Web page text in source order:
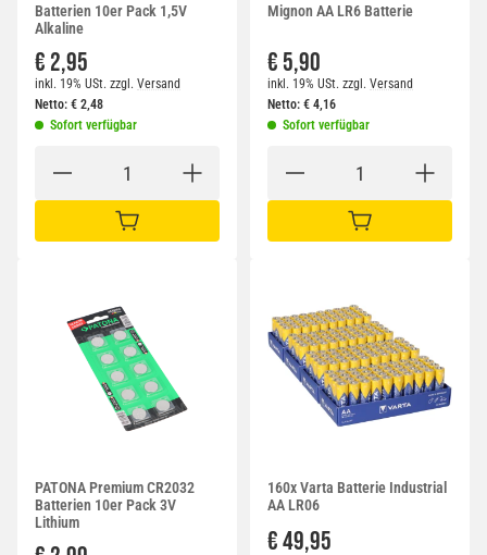
Batterien 10er Pack 1,5V
Alkaline
€ 2,95
inkl. 19% USt. zzgl. Versand
Netto: € 2,48
Sofort verfügbar
IN DEN WARENKORB
Mignon AA LR6 Batterie
€ 5,90
inkl. 19% USt. zzgl. Versand
Netto: € 4,16
Sofort verfügbar
IN DEN WARENKORB
PATONA Premium CR2032
Batterien 10er Pack 3V
Lithium
160x Varta Batterie Industrial
AA LR06
€ 49,95